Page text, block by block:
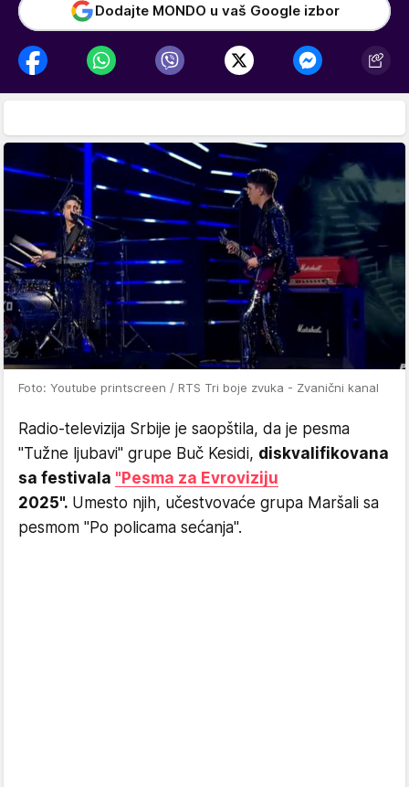
Dodajte MONDO u vaš Google izbor
Foto: Youtube printscreen / RTS Tri boje zvuka - Zvanični kanal
Radio-televizija Srbije je saopštila, da je pesma
"Tužne ljubavi" grupe Buč Kesidi, diskvalifikovana
sa festivala "Pesma za Evroviziju
2025". Umesto njih, učestvovaće grupa Maršali sa
pesmom "Po policama sećanja".